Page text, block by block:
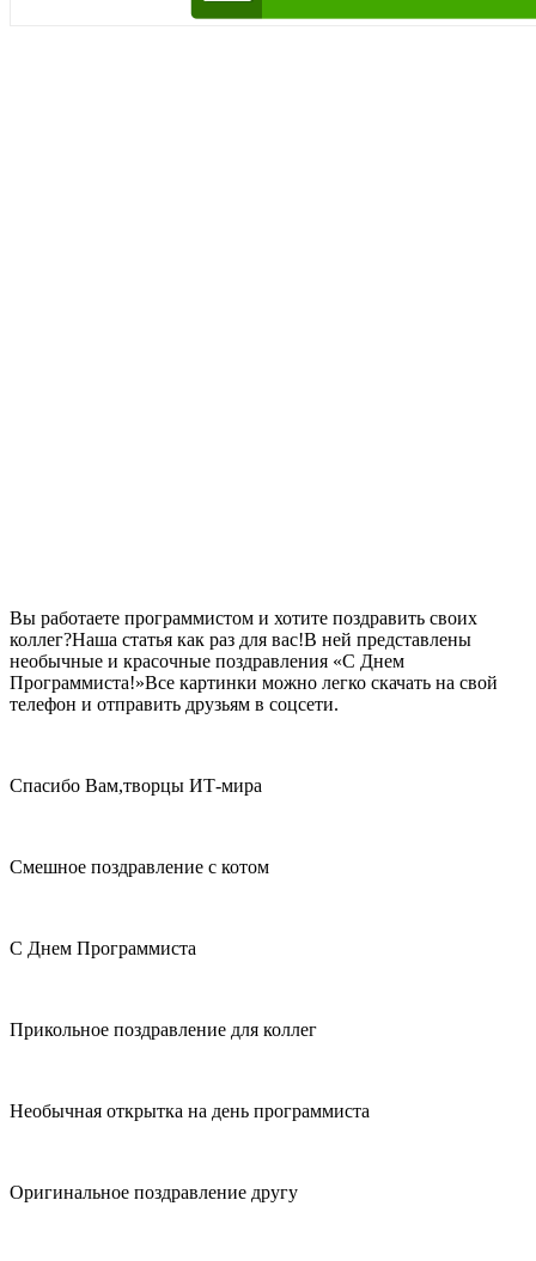
Вы работаете программистом и хотите поздравить своих
коллег?Наша статья как раз для вас!В ней представлены
необычные и красочные поздравления «С Днем
Программиста!»Все картинки можно легко скачать на свой
телефон и отправить друзьям в соцсети.
Спасибо Вам,творцы ИТ-мира
Смешное поздравление с котом
С Днем Программиста
Прикольное поздравление для коллег
Необычная открытка на день программиста
Оригинальное поздравление другу